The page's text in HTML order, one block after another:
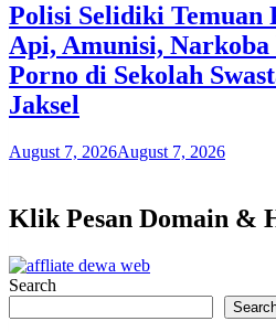
Polisi Selidiki Temuan
Api, Amunisi, Narkoba
Porno di Sekolah
Jaksel
August 7, 2026August 7, 2026
Klik Pesan Domain &
Search